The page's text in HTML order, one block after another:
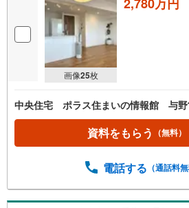
画像25枚
中央住宅 ポラス住まいの情報館 与野
資料をもらう （無料）
電話する （通話料無